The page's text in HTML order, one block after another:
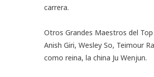
carrera.
Otros Grandes Maestros del
Anish Giri, Wesley So, Teimour
como reina, la china Ju Wenjun.